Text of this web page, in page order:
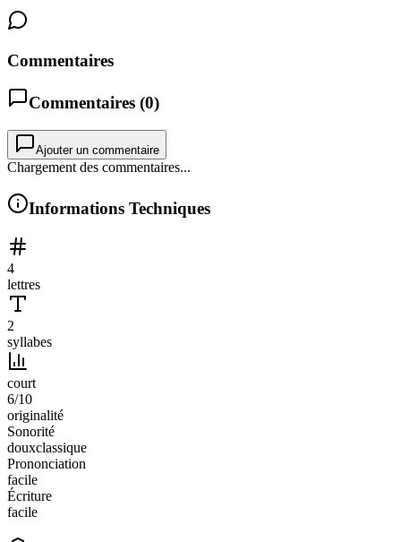
Commentaires
Commentaires (0)
Ajouter un commentaire
Chargement des commentaires...
Informations Techniques
4
lettres
2
syllabes
court
6/10
originalité
Sonorité
douxclassique
Prononciation
facile
Écriture
facile